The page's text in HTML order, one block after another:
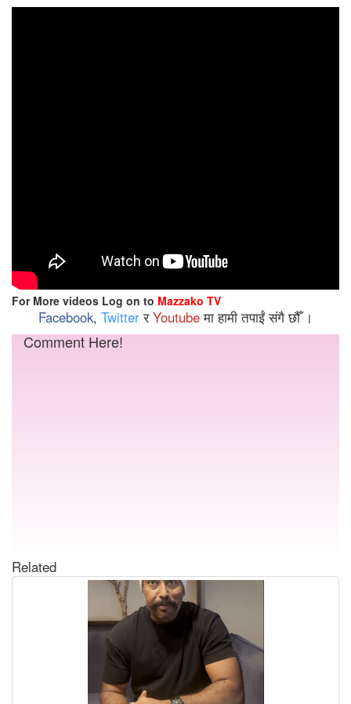
For More videos Log on to Mazzako TV
Facebook, TwitterरYoutubeमा हामी तपाईं संगै छौँ ।
Comment Here!
Related